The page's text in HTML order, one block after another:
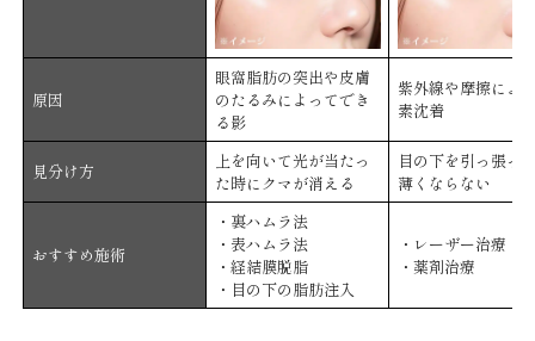
原因
眼窩脂肪の突出や皮膚
のたるみによってでき
る影
紫外線や摩擦によ
素沈着
見分け方
上を向いて光が当たっ
た時にクマが消える
目の下を引っ張っ
薄くならない
おすすめ施術
・裏ハムラ法
・表ハムラ法
・経結膜脱脂
・目の下の脂肪注入
・レーザー治療
・薬剤治療